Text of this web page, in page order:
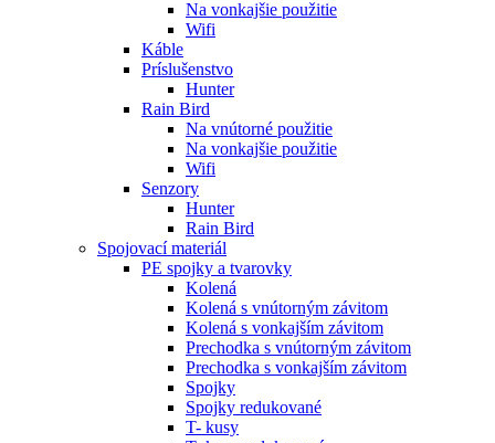
Na vonkajšie použitie
Wifi
Káble
Príslušenstvo
Hunter
Rain Bird
Na vnútorné použitie
Na vonkajšie použitie
Wifi
Senzory
Hunter
Rain Bird
Spojovací materiál
PE spojky a tvarovky
Kolená
Kolená s vnútorným závitom
Kolená s vonkajším závitom
Prechodka s vnútorným závitom
Prechodka s vonkajším závitom
Spojky
Spojky redukované
T- kusy